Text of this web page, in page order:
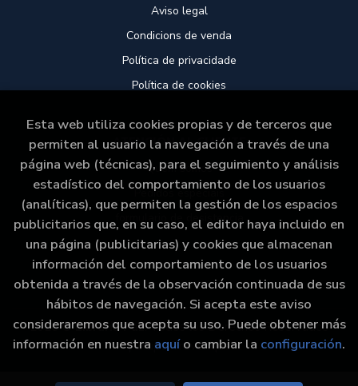
Aviso legal
Condicions de venda
Política de privacidade
Política de cookies
ATENCIÓN AL CLIENTE
Quem somos
Pedidos especiais
formulario de desistencia
2026 ©Libraría Paz. Todos los Derechos Reservados
|Grupo Trevenque
Esta web utiliza cookies propias y de terceros que
permiten al usuario la navegación a través de una
página web (técnicas), para el seguimiento y análisis
estadístico del comportamiento de los usuarios
(analíticas), que permiten la gestión de los espacios
publicitarios que, en su caso, el editor haya incluido en
una página (publicitarias) y cookies que almacenan
información del comportamiento de los usuarios
obtenida a través de la observación continuada de sus
hábitos de navegación. Si acepta este aviso
consideraremos que acepta su uso. Puede obtener más
información en nuestra aquío cambiar la configuración.